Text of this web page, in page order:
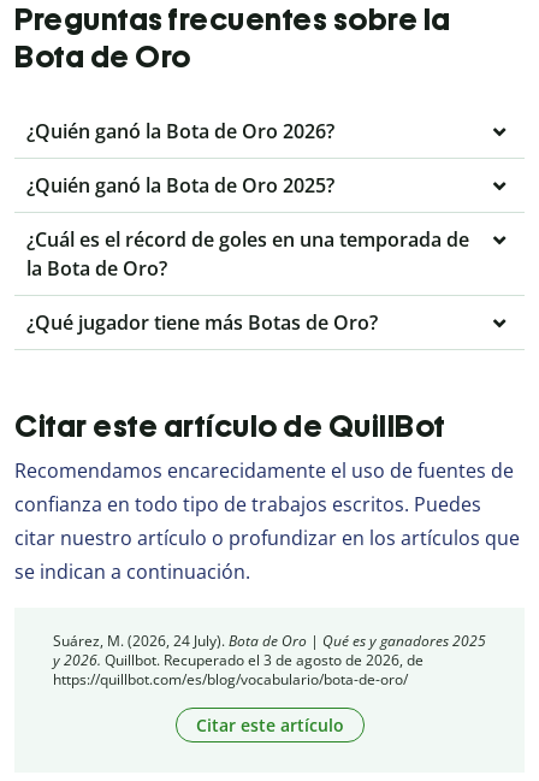
Preguntas frecuentes sobre la
Bota de Oro
¿Quién ganó la Bota de Oro 2026?
¿Quién ganó la Bota de Oro 2025?
¿Cuál es el récord de goles en una temporada de
la Bota de Oro?
¿Qué jugador tiene más Botas de Oro?
Citar este artículo de QuillBot
Recomendamos encarecidamente el uso de fuentes de
confianza en todo tipo de trabajos escritos. Puedes
citar nuestro artículo o profundizar en los artículos que
se indican a continuación.
Suárez, M. (2026, 24 July).Bota de Oro | Qué es y ganadores 2025
y 2026. Quillbot. Recuperado el 3 de agosto de 2026, de
https://quillbot.com/es/blog/vocabulario/bota-de-oro/
Citar este artículo